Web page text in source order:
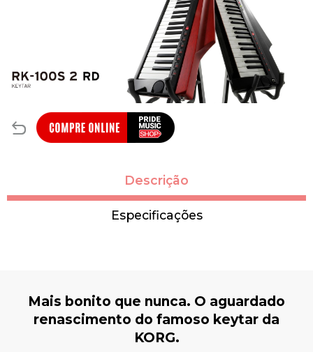
Descrição
Especificações
Mais bonito que nunca. O aguardado
renascimento do famoso keytar da
KORG.